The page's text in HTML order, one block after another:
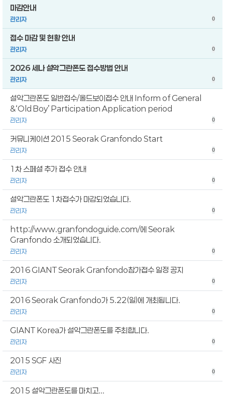
마감안내
관리자 0
접수 마감 및 현황 안내
관리자 0
2026 세나 설악그란폰도 접수방법 안내
관리자 0
설악그란폰도 일반접수/올드보이접수 안내 Inform of General
&‘Old Boy’ Participation Application period
관리자 0
커뮤니케이션 2015 Seorak Granfondo Start
관리자 0
1차 스페셜 추가 접수 안내
관리자 0
설악그란폰도 1차접수가 마감되었습니다.
관리자 0
http://www.granfondoguide.com/에 Seorak
Granfondo 소개되었습니다.
관리자 0
2016 GIANT Seorak Granfondo참가접수 일정 공지
관리자 0
2016 Seorak Granfondo가 5.22(일)에 개최됩니다.
관리자 0
GIANT Korea가 설악그란폰도를 주최합니다.
관리자 0
2015 SGF 사진
관리자 0
2015 설악그란폰도를 마치고...